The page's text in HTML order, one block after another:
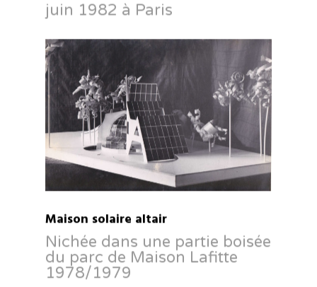
juin 1982 à Paris
Maison solaire altair
Nichée dans une partie boisée
du parc de Maison Lafitte
1978/1979